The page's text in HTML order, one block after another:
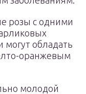
розы с одними
могут обладать
оранжевым
молодой